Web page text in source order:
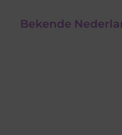
Bekende